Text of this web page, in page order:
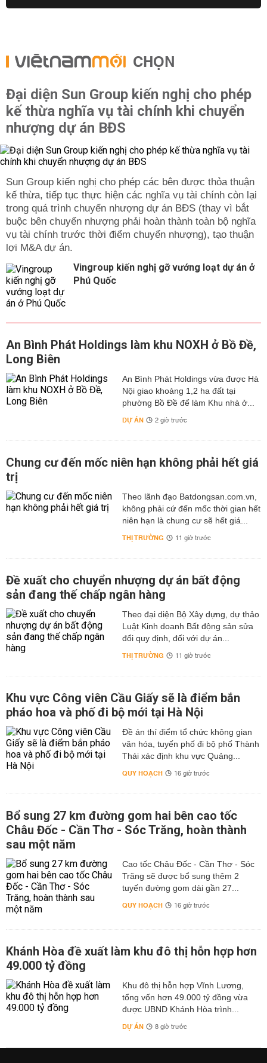
CHỌN
Đại diện Sun Group kiến nghị cho phép
kế thừa nghĩa vụ tài chính khi chuyển
nhượng dự án BĐS
Sun Group kiến nghị cho phép các bên được thỏa thuận
kế thừa, tiếp tục thực hiện các nghĩa vụ tài chính còn lại
trong quá trình chuyển nhượng dự án BĐS (thay vì bắt
buộc bên chuyển nhượng phải hoàn thành toàn bộ nghĩa
vụ tài chính trước thời điểm chuyển nhượng), tạo thuận
lợi M&A dự án.
Vingroup kiến nghị gỡ vướng loạt dự án ở
Phú Quốc
An Bình Phát Holdings làm khu NOXH ở Bồ Đề,
Long Biên
An Bình Phát Holdings vừa được Hà
Nội giao khoảng 1,2 ha đất tại
phường Bồ Đề để làm Khu nhà ở...
DỰ ÁN 2 giờ trước
Chung cư đến mốc niên hạn không phải hết giá
trị
Theo lãnh đạo Batdongsan.com.vn,
không phải cứ đến mốc thời gian hết
niên hạn là chung cư sẽ hết giá...
THỊ TRƯỜNG 11 giờ trước
Đề xuất cho chuyển nhượng dự án bất động
sản đang thế chấp ngân hàng
Theo đại diện Bộ Xây dựng, dự thảo
Luật Kinh doanh Bất động sản sửa
đổi quy định, đối với dự án...
THỊ TRƯỜNG 11 giờ trước
Khu vực Công viên Cầu Giấy sẽ là điểm bắn
pháo hoa và phố đi bộ mới tại Hà Nội
Đề án thí điểm tổ chức không gian
văn hóa, tuyến phố đi bộ phố Thành
Thái xác định khu vực Quảng...
QUY HOẠCH 16 giờ trước
Bổ sung 27 km đường gom hai bên cao tốc
Châu Đốc - Cần Thơ - Sóc Trăng, hoàn thành
sau một năm
Cao tốc Châu Đốc - Cần Thơ - Sóc
Trăng sẽ được bổ sung thêm 2
tuyến đường gom dài gần 27...
QUY HOẠCH 16 giờ trước
Khánh Hòa đề xuất làm khu đô thị hỗn hợp hơn
49.000 tỷ đồng
Khu đô thị hỗn hợp Vĩnh Lương,
tổng vốn hơn 49.000 tỷ đồng vừa
được UBND Khánh Hòa trình...
DỰ ÁN 8 giờ trước